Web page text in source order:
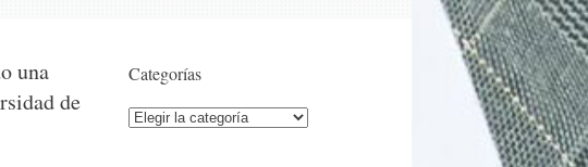
una
de
Categorías
Categorías